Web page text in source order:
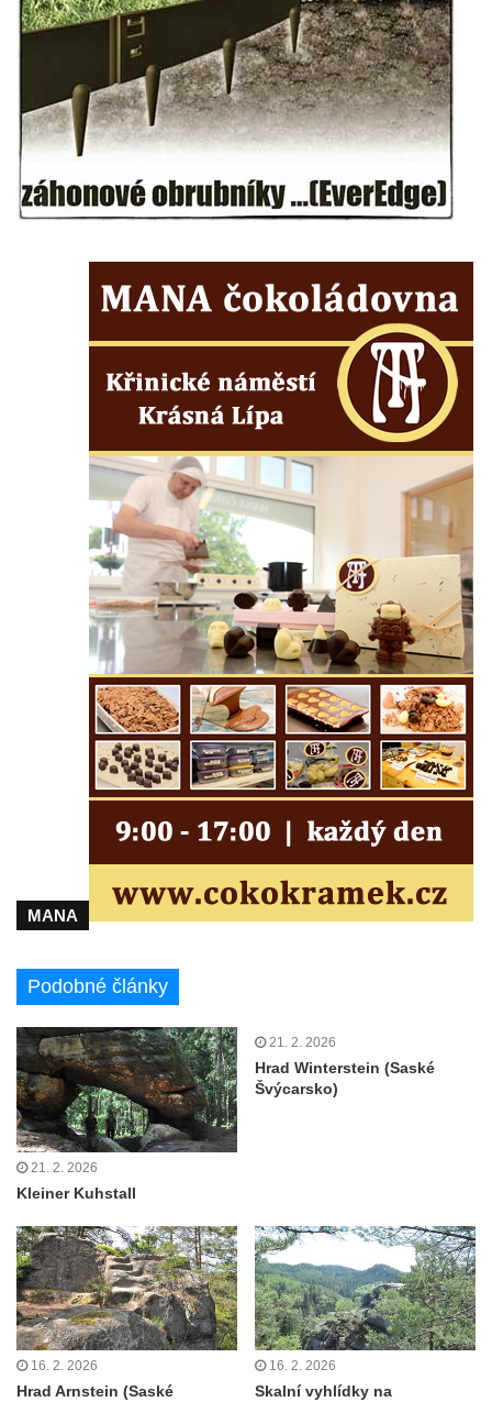
MANA
Podobné články
21. 2. 2026
Kleiner Kuhstall
21. 2. 2026
Hrad Winterstein (Saské
Švýcarsko)
16. 2. 2026
Hrad Arnstein (Saské
16. 2. 2026
Skalní vyhlídky na